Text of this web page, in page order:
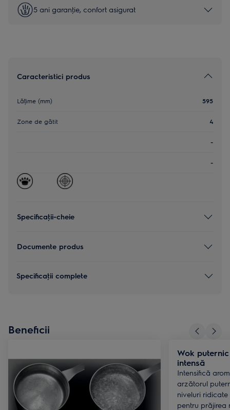
5 ani garanţie, confort asigurat
Caracteristici produs
Lățime (mm) 595
Zone de gătit 4
-
-
Specificaţii-cheie
Documente produs
Specificaţii complete
Beneficii
Wok
intensă
Intensifică
arzătorul
niveluri
pentru prăjirea